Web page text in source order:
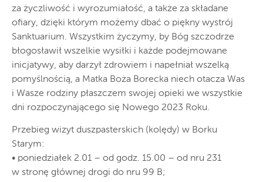
za życzliwość i wyrozumiałość, a także za składane
ofiary, dzięki którym możemy dbać o piękny wystrój
Sanktuarium. Wszystkim życzymy, by Bóg szczodrze
błogosławił wszelkie wysiłki i każde podejmowane
inicjatywy, aby darzył zdrowiem i napełniał wszelką
pomyślnością, a Matka Boża Borecka niech otacza Was
i Wasze rodziny płaszczem swojej opieki we wszystkie
dni rozpoczynającego się Nowego 2023 Roku.
Przebieg wizyt duszpasterskich (kolędy) w Borku
Starym:
• poniedziałek 2.01 – od godz. 15.00 – od nru 231
w stronę głównej drogi do nru 99 B;